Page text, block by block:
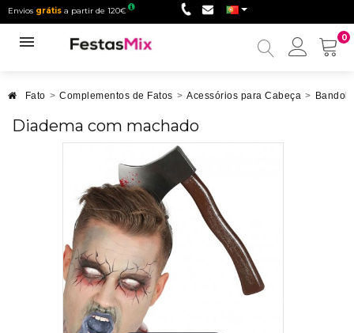
Envios grátis a partir de 120€
0
Minha
Fato > Complementos de Fatos > Acessórios para Cabeça >
Diadema com machado